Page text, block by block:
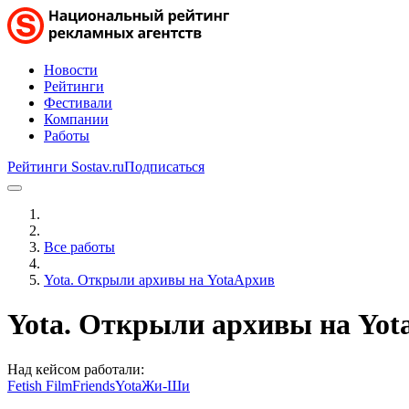
Новости
Рейтинги
Фестивали
Компании
Работы
Рейтинги Sostav.ruПодписаться
Все работы
Yota. Открыли архивы на YotaАрхив
Yota. Открыли архивы на
Над кейсом работали:
Fetish FilmFriendsYotaЖи-Ши